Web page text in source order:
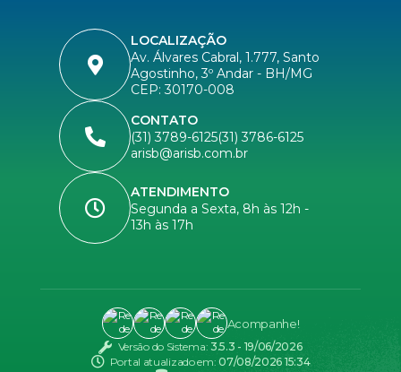
LOCALIZAÇÃO
Av. Álvares Cabral, 1.777, Santo
Agostinho, 3º Andar - BH/MG
CEP: 30170-008
CONTATO
(31) 3789-6125(31) 3786-6125
arisb@arisb.com.br
ATENDIMENTO
Segunda a Sexta, 8h às 12h -
13h às 17h
Versão do Sistema: 3.5.3 - 19/06/2026
Portal atualizado em:07/08/2026 15:34
Acompanhe!